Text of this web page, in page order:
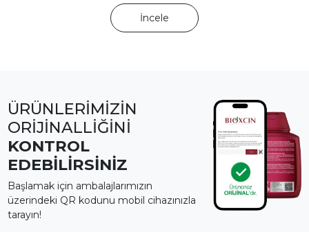
İncele
ÜRÜNLERİMİZİN
ORİJİNALLİĞİNİ
KONTROL
EDEBİLİRSİNİZ
Başlamak için ambalajlarımızın
üzerindeki QR kodunu mobil cihazınızla
tarayın!